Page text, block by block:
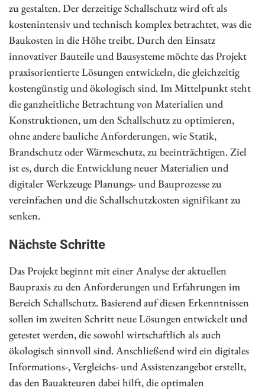
zu gestalten. Der derzeitige Schallschutz wird oft als
kostenintensiv und technisch komplex betrachtet, was die
Baukosten in die Höhe treibt. Durch den Einsatz
innovativer Bauteile und Bausysteme möchte das Projekt
praxisorientierte Lösungen entwickeln, die gleichzeitig
kostengünstig und ökologisch sind. Im Mittelpunkt steht
die ganzheitliche Betrachtung von Materialien und
Konstruktionen, um den Schallschutz zu optimieren,
ohne andere bauliche Anforderungen, wie Statik,
Brandschutz oder Wärmeschutz, zu beeinträchtigen. Ziel
ist es, durch die Entwicklung neuer Materialien und
digitaler Werkzeuge Planungs- und Bauprozesse zu
vereinfachen und die Schallschutzkosten signifikant zu
senken.
Nächste Schritte
Das Projekt beginnt mit einer Analyse der aktuellen
Baupraxis zu den Anforderungen und Erfahrungen im
Bereich Schallschutz. Basierend auf diesen Erkenntnissen
sollen im zweiten Schritt neue Lösungen entwickelt und
getestet werden, die sowohl wirtschaftlich als auch
ökologisch sinnvoll sind. Anschließend wird ein digitales
Informations-, Vergleichs- und Assistenzangebot erstellt,
das den Bauakteuren dabei hilft, die optimalen